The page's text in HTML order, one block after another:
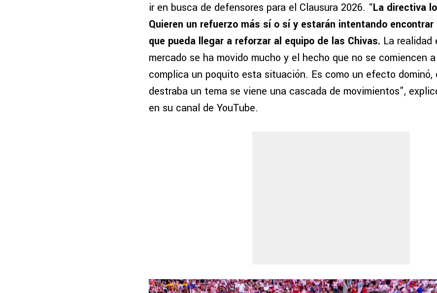
ir en busca de defensores para el Clausura 2026. “La directiva
Quieren un refuerzo más sí o sí y estarán intentando
que pueda llegar a reforzar al equipo de las Chivas. La realidad
mercado se ha movido mucho y el hecho que no se comiencen
complica un poquito esta situación. Es como un efecto dominó,
destraba un tema se viene una cascada de movimientos”,
en su canal de YouTube.